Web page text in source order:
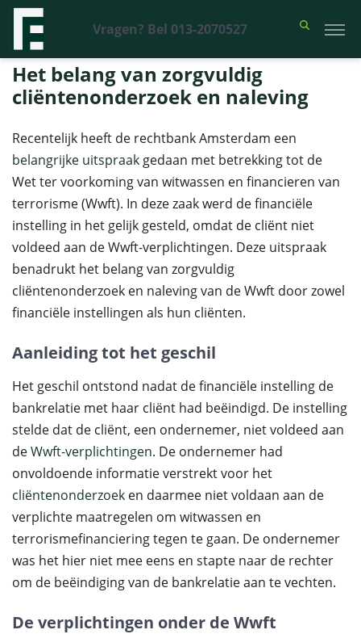
Vragen? Bel 013-2070527
Financieel Recht Advocaten >Uitspraken>Het belang van zorgvuldig
cliëntenonderzoek en naleving
Het belang van zorgvuldig
cliëntenonderzoek en naleving
Recentelijk heeft de rechtbank Amsterdam een
belangrijke uitspraak gedaan met betrekking tot de
Wet ter voorkoming van witwassen en financieren van
terrorisme (Wwft). In deze zaak werd de financiële
instelling in het gelijk gesteld, omdat de cliënt niet
voldeed aan de Wwft-verplichtingen. Deze uitspraak
benadrukt het belang van zorgvuldig
cliëntenonderzoek en naleving van de Wwft door zowel
financiële instellingen als hun cliënten.
Aanleiding tot het geschil
Het geschil ontstond nadat de financiële instelling de
bankrelatie met haar cliënt had beëindigd. De instelling
stelde dat de cliënt, een ondernemer, niet voldeed aan
deWwft-verplichtingen. De ondernemer had
onvoldoende informatie verstrekt voor het
cliëntenonderzoek en daarmee niet voldaan aan de
verplichte maatregelen om witwassen en
terrorismefinanciering tegen te gaan. De ondernemer
was het hier niet mee eens en stapte naar de rechter
om de beëindiging van de bankrelatie aan te vechten.
De verplichtingen onder de Wwft